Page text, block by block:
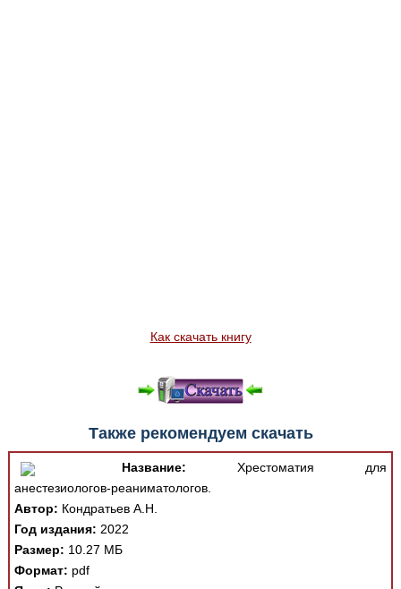
Как скачать книгу
Также рекомендуем скачать
Название: Хрестоматия для
анестезиологов-реаниматологов.
Автор: Кондратьев А.Н.
Год издания: 2022
Размер: 10.27 МБ
Формат: pdf